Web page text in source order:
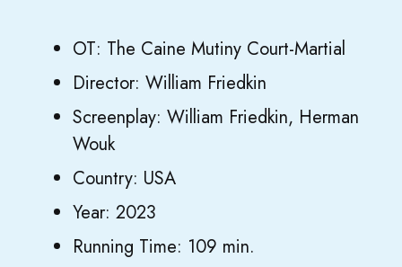
OT: The Caine Mutiny Court-Martial
Director: William Friedkin
Screenplay: William Friedkin, Herman
Wouk
Country: USA
Year: 2023
Running Time: 109 min.